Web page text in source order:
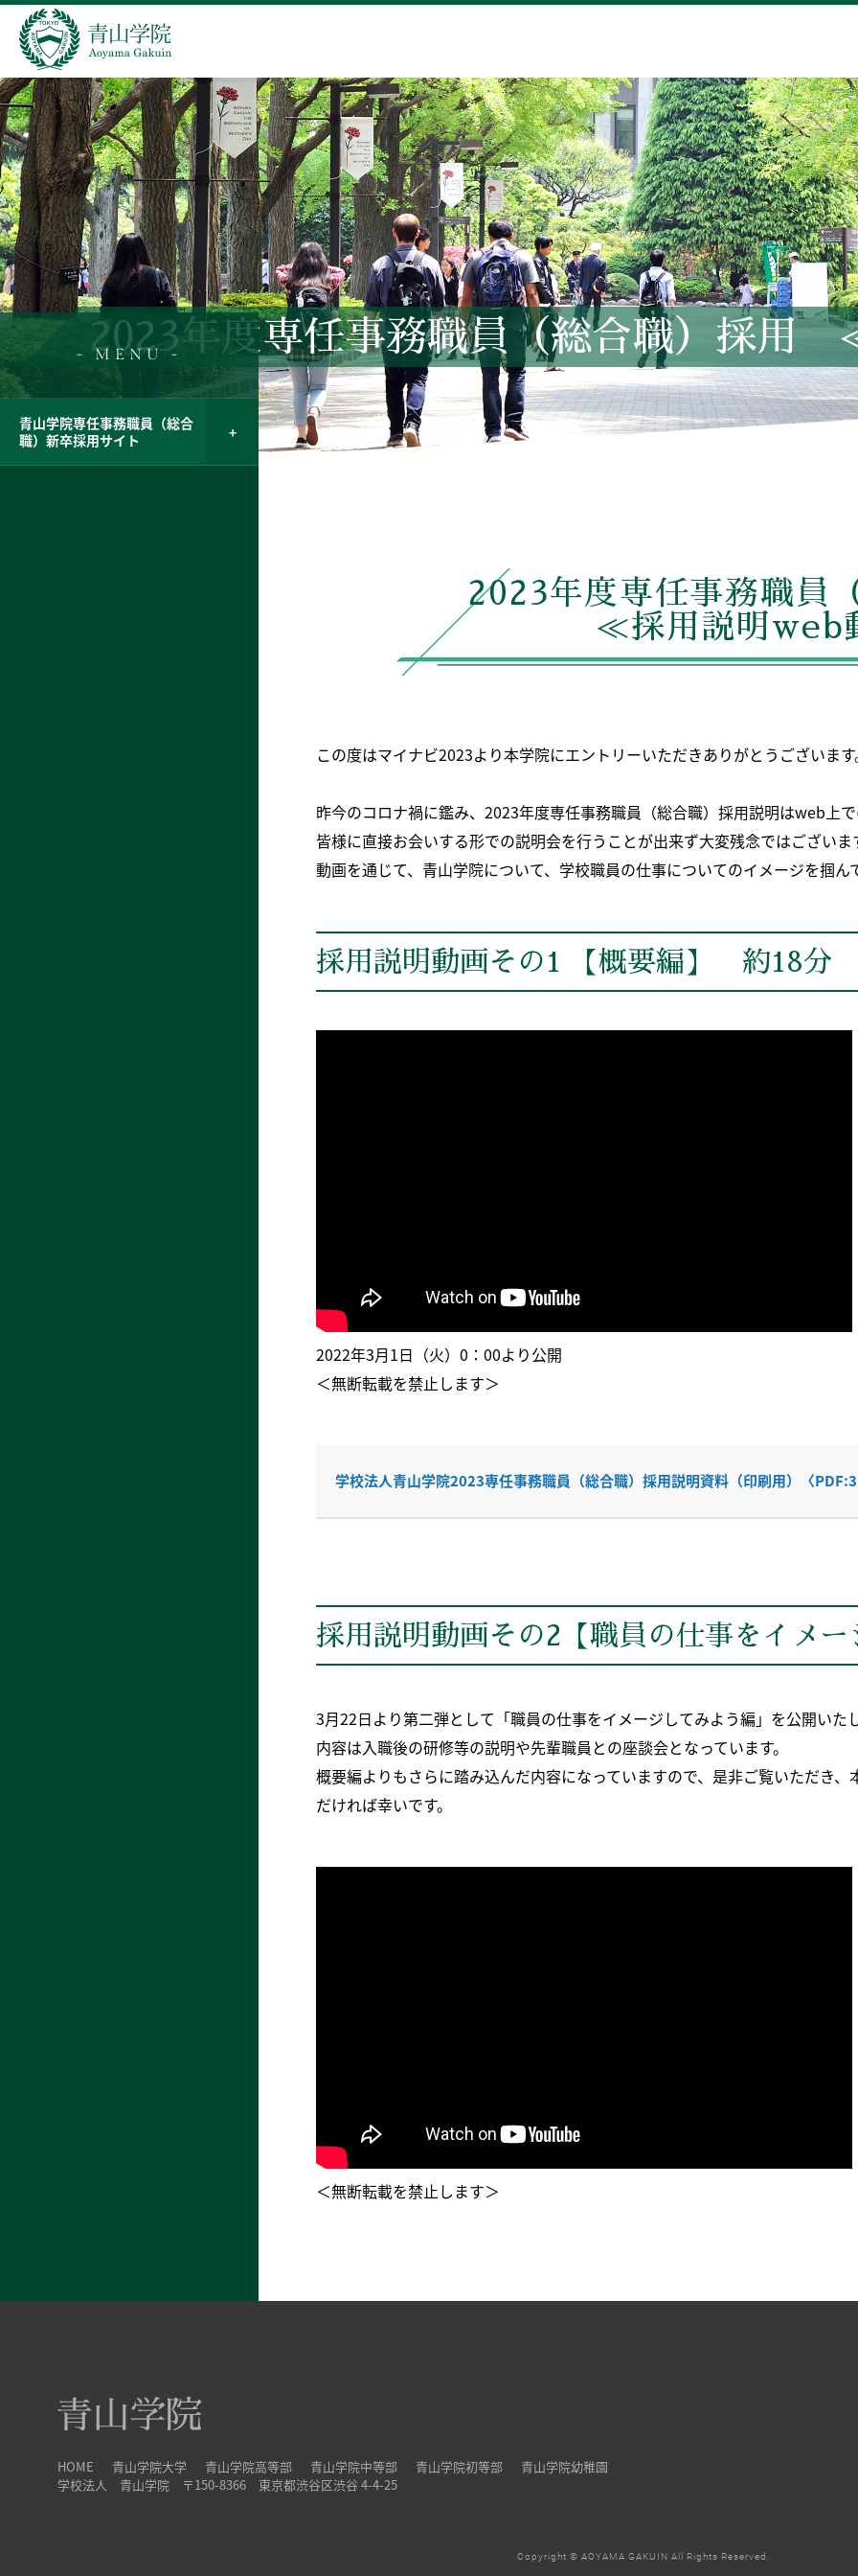
2023年度専任事務職員（総合職）採
- MENU -
青山学院専任事務職員（総合
職）新卒採用サイト
2023年度専任事務職員
≪採用説明web
この度はマイナビ2023より本学院にエントリーいただきありがとうございます
昨今のコロナ禍に鑑み、2023年度専任事務職員（総合職）採用説明はweb上で
皆様に直接お会いする形での説明会を行うことが出来ず大変残念ではございま
動画を通じて、青山学院について、学校職員の仕事についてのイメージを掴ん
採用説明動画その1 【概要編】 約18分
2022年3月1日（火）0：00より公開
＜無断転載を禁止します＞
学校法人青山学院2023専任事務職員（総合職）採用説明資料（印刷用）〈
採用説明動画その2【職員の仕事をイメ
3月22日より第二弾として「職員の仕事をイメージしてみよう編」を公開いた
内容は入職後の研修等の説明や先輩職員との座談会となっています。
概要編よりもさらに踏み込んだ内容になっていますので、是非ご覧いただき
だければ幸いです。
＜無断転載を禁止します＞
HOME 青山学院大学 青山学院高等部 青山学院中等部 青山学院初等部
青山学院幼稚園
学校法人 青山学院 〒150-8366 東京都渋谷区渋谷 4-4-25
Copyright © AOYAMA GAKUIN All Rights Reserved.